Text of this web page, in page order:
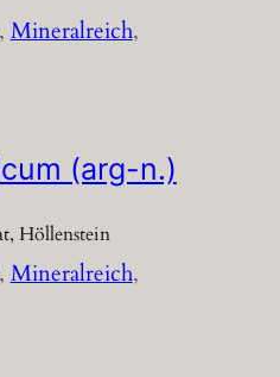
, Mineralreich
(arg-n.)
Höllenstein
, Mineralreich